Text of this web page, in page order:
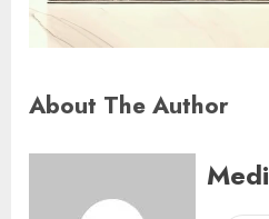
About The Author